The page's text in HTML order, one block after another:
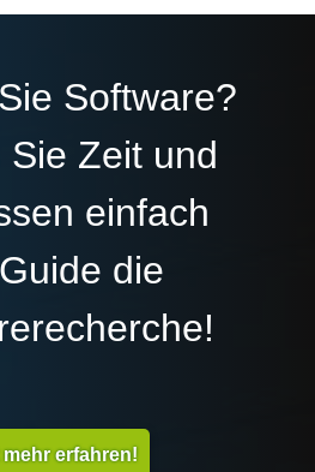
Software?
Sie Zeit und
einfach
die
erfahren!